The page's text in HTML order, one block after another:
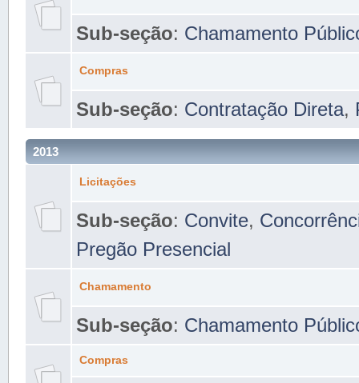
Sub-seção: Chamamento
Compras
Sub-seção: Contratação Direta,
2013
Licitações
Sub-seção: Convite,
Pregão Presencial
Chamamento
Sub-seção: Chamamento
Compras